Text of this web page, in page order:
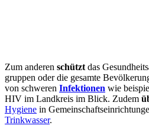
Zum anderen schützt das
gruppen oder die gesamte
von schweren Infektionen wie
HIV im Landkreis im Blick. Zudem
Hygiene in
Trinkwasser.